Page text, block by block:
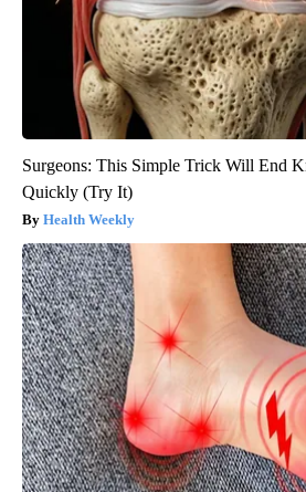
Surgeons: This Simple Trick Will End
Quickly (Try It)
Health Weekly